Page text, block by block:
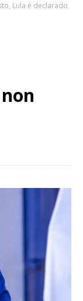
Lula é declarado